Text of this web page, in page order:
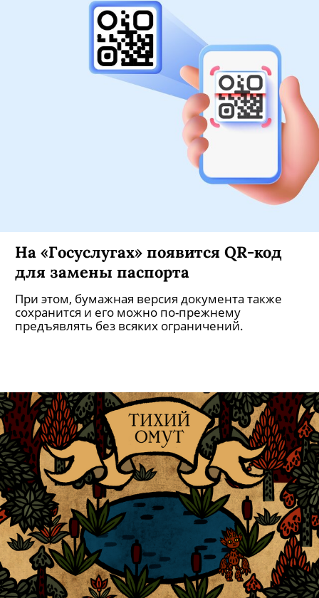
На «Госуслугах» появится QR-код
для замены паспорта
При этом, бумажная версия документа также
сохранится и его можно по-прежнему
предъявлять без всяких ограничений.